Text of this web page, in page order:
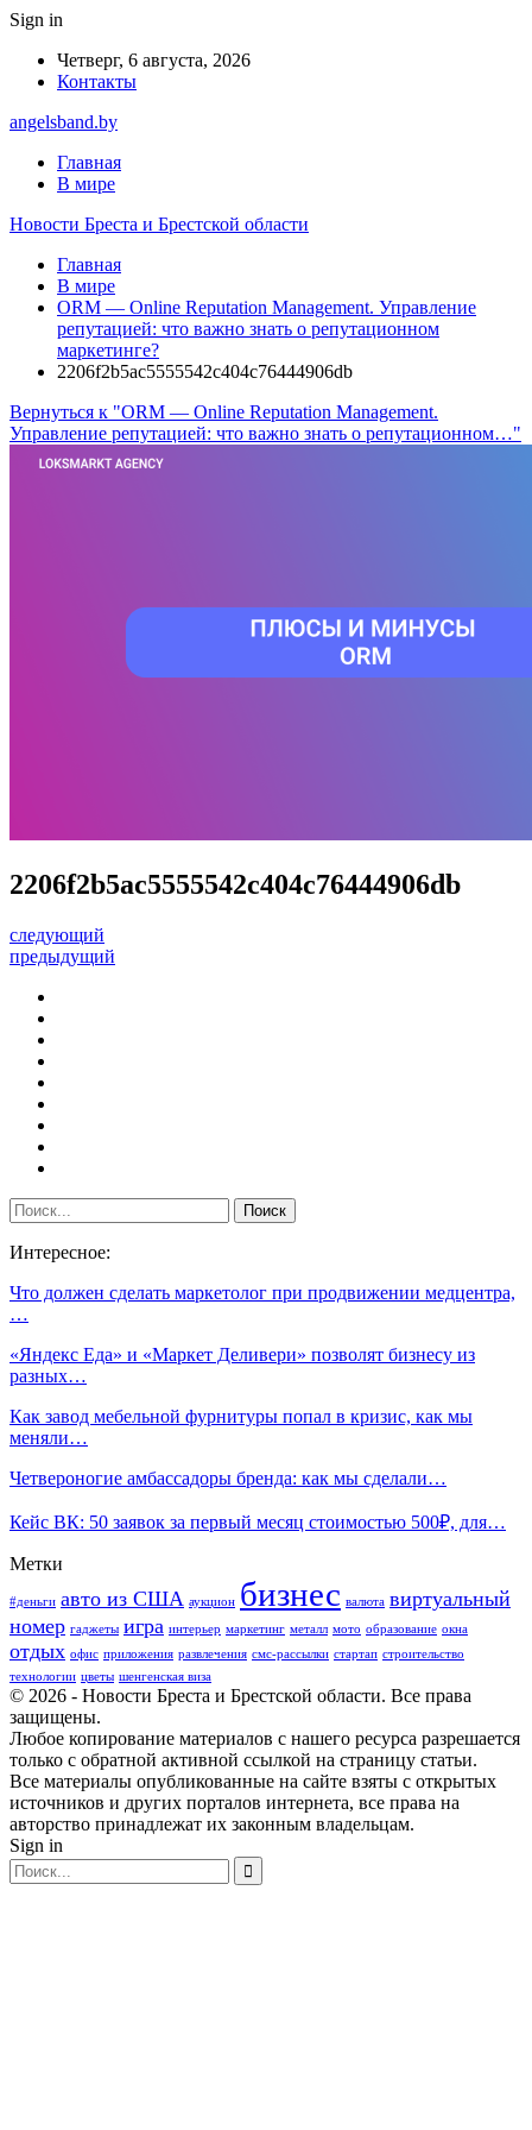
Sign in
Четверг, 6 августа, 2026
Контакты
angelsband.by
Главная
В мире
Новости Бреста и Брестской области
Главная
В мире
ORM — Online Reputation Management. Управление
репутацией: что важно знать о репутационном
маркетинге?
2206f2b5ac5555542c404c76444906db
Вернуться к "ORM — Online Reputation Management.
Управление репутацией: что важно знать о репутационном…"
2206f2b5ac5555542c404c76444906db
следующий
предыдущий
Интересное:
Что должен сделать маркетолог при продвижении медцентра,
…
«Яндекс Еда» и «Маркет Деливери» позволят бизнесу из
разных…
Как завод мебельной фурнитуры попал в кризис, как мы
меняли…
Четвероногие амбассадоры бренда: как мы сделали…
Кейс ВК: 50 заявок за первый месяц стоимостью 500₽, для…
Метки
#деньги авто из США аукцион бизнес валюта виртуальный
номер гаджеты игра интерьер маркетинг металл мото образование окна
отдых офис приложения развлечения смс-рассылки стартап строительство
технологии цветы шенгенская виза
© 2026 - Новости Бреста и Брестской области. Все права
защищены.
Любое копирование материалов с нашего ресурса разрешается
только с обратной активной ссылкой на страницу статьи.
Все материалы опубликованные на сайте взяты с открытых
источников и других порталов интернета, все права на
авторство принадлежат их законным владельцам.
Sign in